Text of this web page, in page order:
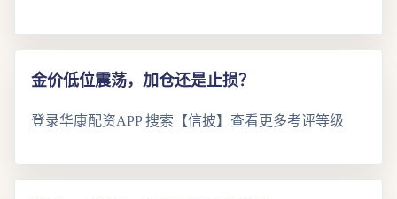
金价低位震荡，加仓还是止损？
登录华康配资APP 搜索【信披】查看更多考评等级